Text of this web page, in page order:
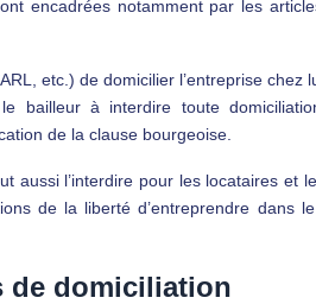
encadrées notamment par les
etc.) de domicilier l’entreprise chez
bailleur à interdire toute
de la clause bourgeoise.
aussi l’interdire pour les locataires et
de la liberté d’entreprendre dans
de domiciliation